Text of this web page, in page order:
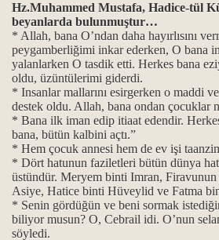
Hz.Muhammed Mustafa, Hadice-tül
beyanlarda bulunmuştur…
* Allah, bana O’ndan daha hayırlısını
peygamberliğimi inkar ederken, O bana
yalanlarken O tasdik etti. Herkes bana
oldu, üzüntülerimi giderdi.
* Insanlar mallarını esirgerken o maddi
destek oldu. Allah, bana ondan çocuklar
* Bana ilk iman edip itiaat edendir.
bana, bütün kalbini açtı.”
* Hem çocuk annesi hem de ev işi
* Dört hatunun faziletleri bütün dünya
üstündür. Meryem binti Imran, Firavunun
Asiye, Hatice binti Hüveylid ve Fatma
* Senin gördüğün ve beni sormak
biliyor musun? O, Cebrail idi. O’nun
söyledi.